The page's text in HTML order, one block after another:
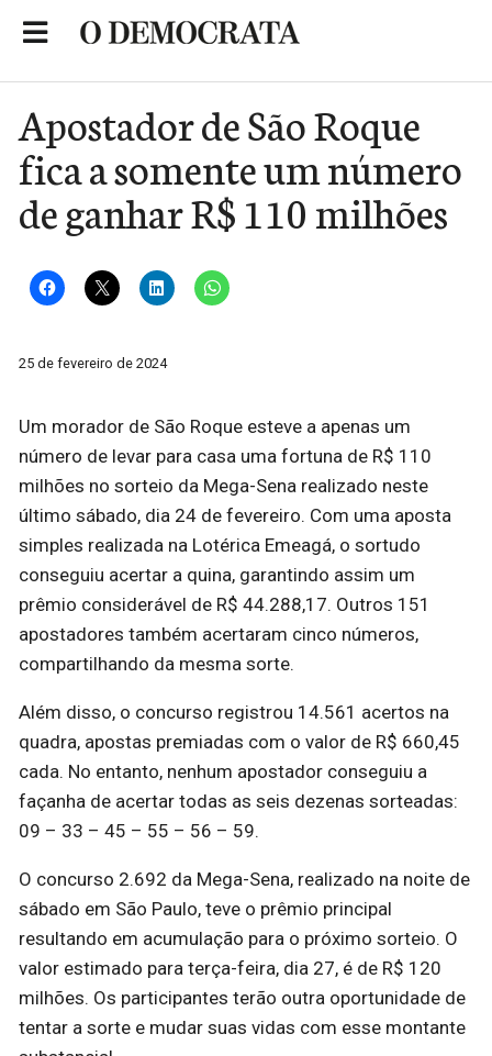
Apostador de São Roque
fica a somente um número
de ganhar R$ 110 milhões
25 de fevereiro de 2024
Um morador de São Roque esteve a apenas um
número de levar para casa uma fortuna de R$ 110
milhões no sorteio da Mega-Sena realizado neste
último sábado, dia 24 de fevereiro. Com uma aposta
simples realizada na Lotérica Emeagá, o sortudo
conseguiu acertar a quina, garantindo assim um
prêmio considerável de R$ 44.288,17. Outros 151
apostadores também acertaram cinco números,
compartilhando da mesma sorte.
Além disso, o concurso registrou 14.561 acertos na
quadra, apostas premiadas com o valor de R$ 660,45
cada. No entanto, nenhum apostador conseguiu a
façanha de acertar todas as seis dezenas sorteadas:
09 – 33 – 45 – 55 – 56 – 59.
O concurso 2.692 da Mega-Sena, realizado na noite de
sábado em São Paulo, teve o prêmio principal
resultando em acumulação para o próximo sorteio. O
valor estimado para terça-feira, dia 27, é de R$ 120
milhões. Os participantes terão outra oportunidade de
tentar a sorte e mudar suas vidas com esse montante